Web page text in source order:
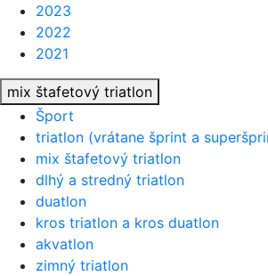
2023
2022
2021
mix štafetový triatlon
Šport
triatlon (vrátane šprint a
mix štafetový triatlon
dlhý a stredný triatlon
duatlon
kros triatlon a kros duatlon
akvatlon
zimný triatlon